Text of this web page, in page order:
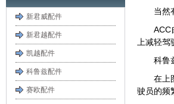
新君威配件
新君越配件
凯越配件
科鲁兹配件
赛欧配件
当然
ACC
上减轻驾
科鲁
在上
驶员的频